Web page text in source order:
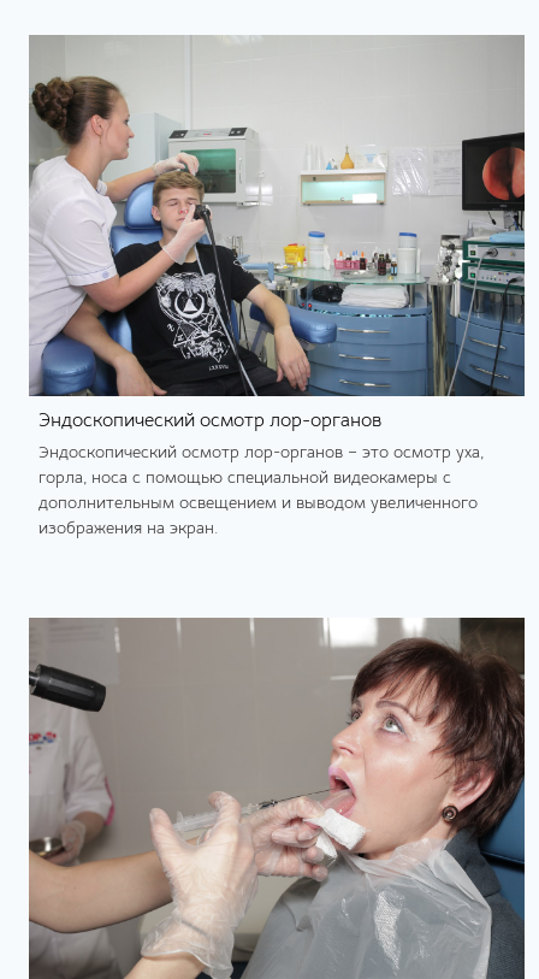
Эндоскопический осмотр лор-органов
Эндоскопический осмотр лор-органов – это осмотр уха,
горла, носа с помощью специальной видеокамеры с
дополнительным освещением и выводом увеличенного
изображения на экран.